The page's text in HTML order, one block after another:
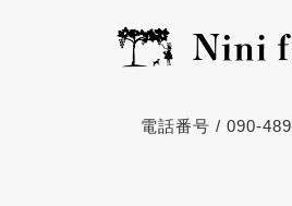
電話番号 / 090-